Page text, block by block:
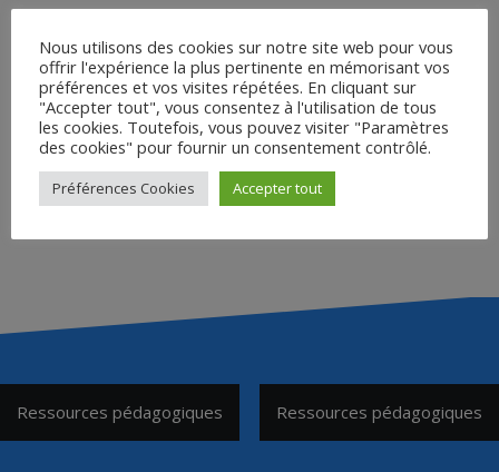
LIVRET ENSEIGNANT
Ci-dessous, un lien vers un dossier pédagogique à
l’attention des enseignants d’espagnol.
Navigation
de
Ressources pédagogiques Ressources pédagogiques
Nous utilisons des cookies sur notre site web pour vous
offrir l'expérience la plus pertinente en mémorisant vos
préférences et vos visites répétées. En cliquant sur
"Accepter tout", vous consentez à l'utilisation de tous
les cookies. Toutefois, vous pouvez visiter "Paramètres
des cookies" pour fournir un consentement contrôlé.
Préférences Cookies Accepter tout